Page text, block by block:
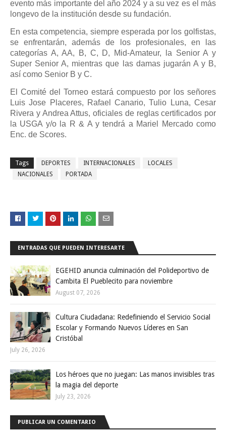
evento más importante del año 2024 y a su vez es el más
longevo de la institución desde su fundación.
En esta competencia, siempre esperada por los golfistas,
se enfrentarán, además de los profesionales, en las
categorías A, AA, B, C, D, Mid-Amateur, la Senior A y
Super Senior A, mientras que las damas jugarán A y B,
así como Senior B y C.
El Comité del Torneo estará compuesto por los señores
Luis Jose Placeres, Rafael Canario, Tulio Luna, Cesar
Rivera y Andrea Attus, oficiales de reglas certificados por
la USGA y/o la R & A y tendrá a Mariel Mercado como
Enc. de Scores.
Tags DEPORTES INTERNACIONALES
LOCALES
NACIONALES
PORTADA
ENTRADAS QUE PUEDEN INTERESARTE
EGEHID anuncia culminación del Polideportivo de
Cambita El Pueblecito para noviembre
August 07, 2026
Cultura Ciudadana: Redefiniendo el Servicio Social
Escolar y Formando Nuevos Líderes en San
Cristóbal
July 26, 2026
Los héroes que no juegan: Las manos invisibles tras
la magia del deporte
July 23, 2026
PUBLICAR UN COMENTARIO